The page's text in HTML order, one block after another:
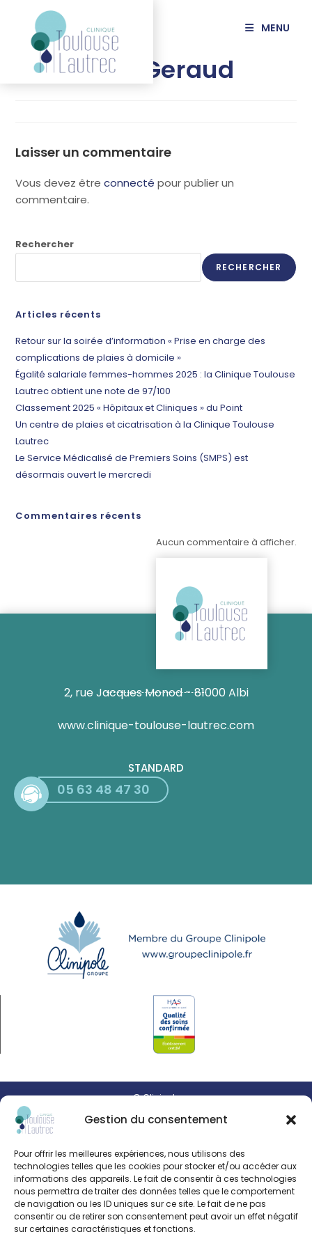
Gestion du consentement
Pour offrir les meilleures expériences, nous utilisons des
technologies telles que les cookies pour stocker et/ou accéder aux
informations des appareils. Le fait de consentir à ces technologies
nous permettra de traiter des données telles que le comportement
de navigation ou les ID uniques sur ce site. Le fait de ne pas
consentir ou de retirer son consentement peut avoir un effet négatif
sur certaines caractéristiques et fonctions.
principal
MENU
CHAUMEIL Geraud
Laisser un commentaire
Vous devez êtreconnecté pour publier un
commentaire.
Rechercher
RECHERCHER
Articles récents
Retour sur la soirée d’information « Prise en charge des
complications de plaies à domicile »
Égalité salariale femmes-hommes 2025 : la Clinique Toulouse
Lautrec obtient une note de 97/100
Classement 2025 « Hôpitaux et Cliniques » du Point
Un centre de plaies et cicatrisation à la Clinique Toulouse
Lautrec
Le Service Médicalisé de Premiers Soins (SMPS) est
désormais ouvert le mercredi
Commentaires récents
Aucun commentaire à afficher.
2, rue Jacques Monod - 81000 Albi
www.clinique-toulouse-lautrec.com
STANDARD
05 63 48 47 30
© Clinipole
Annuaire praticiens
Plan du site
Mentions légales